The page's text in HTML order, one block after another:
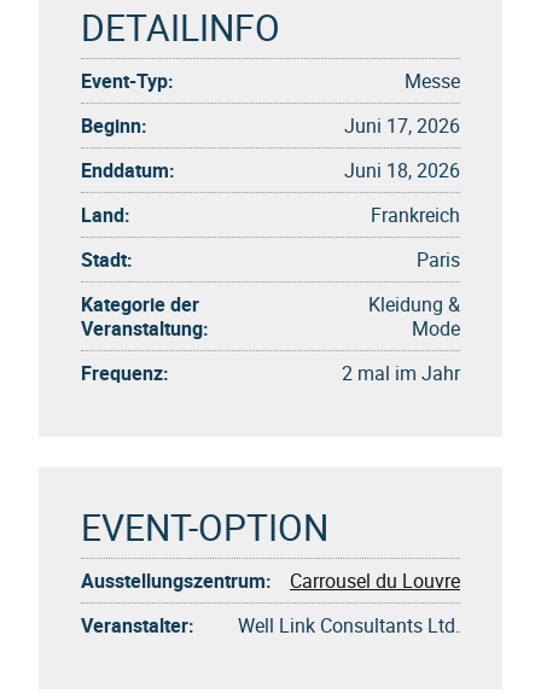
DETAILINFO
Event-Typ:
Messe
Beginn:
Juni 17, 2026
Enddatum:
Juni 18, 2026
Land:
Frankreich
Stadt:
Paris
Kategorie der
Veranstaltung:
Kleidung &
Mode
Frequenz:
2 mal im Jahr
EVENT-OPTION
Ausstellungszentrum:
Carrousel du Louvre
Veranstalter:
Well Link Consultants Ltd.